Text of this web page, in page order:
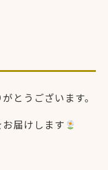
とうございます。
お届けします